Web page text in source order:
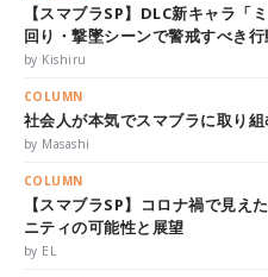
【スマブラSP】DLC新キャラ
回り・撃墜シーンで警戒すべき行
by Kishiru
COLUMN
社会人が本気でスマブラに取り
by Masashi
COLUMN
【スマブラSP】コロナ禍で見え
ニティの可能性と展望
by EL